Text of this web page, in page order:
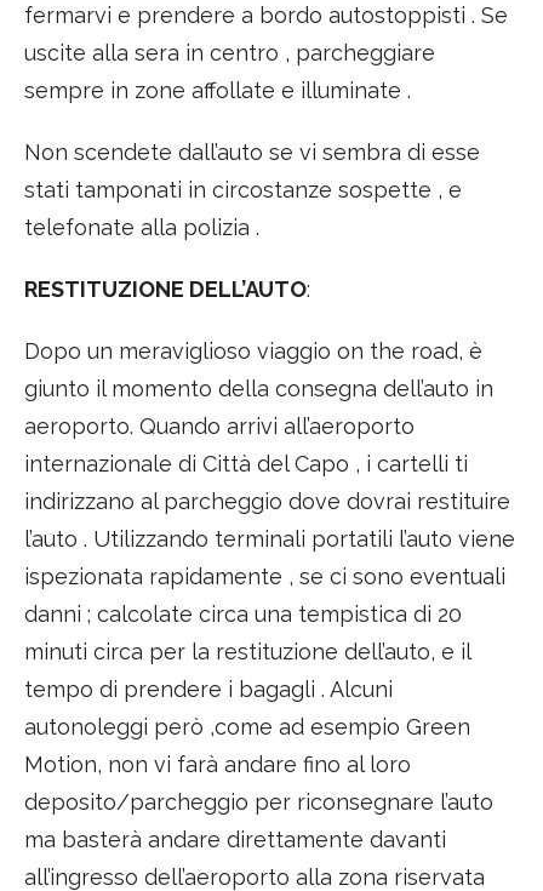
fermarvi e prendere a bordo autostoppisti . Se
uscite alla sera in centro , parcheggiare
sempre in zone affollate e illuminate .
Non scendete dall’auto se vi sembra di esse
stati tamponati in circostanze sospette , e
telefonate alla polizia .
RESTITUZIONE DELL’AUTO:
Dopo un meraviglioso viaggio on the road, è
giunto il momento della consegna dell’auto in
aeroporto. Quando arrivi all’aeroporto
internazionale di Città del Capo , i cartelli ti
indirizzano al parcheggio dove dovrai restituire
l’auto . Utilizzando terminali portatili l’auto viene
ispezionata rapidamente , se ci sono eventuali
danni ; calcolate circa una tempistica di 20
minuti circa per la restituzione dell’auto, e il
tempo di prendere i bagagli . Alcuni
autonoleggi però ,come ad esempio Green
Motion, non vi farà andare fino al loro
deposito/parcheggio per riconsegnare l’auto
ma basterà andare direttamente davanti
all’ingresso dell’aeroporto alla zona riservata